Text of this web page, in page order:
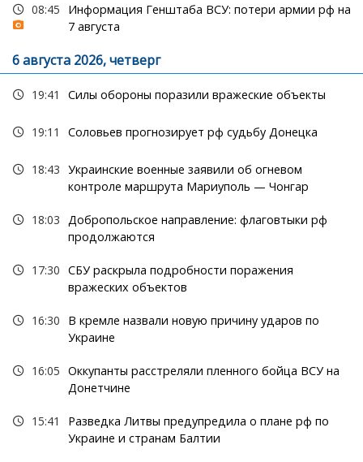
08:45
Информация Генштаба ВСУ: потери армии рф на
7 августа
6 августа 2026, четверг
19:41 Силы обороны поразили вражеские объекты
19:11 Соловьев прогнозирует рф судьбу Донецка
18:43 Украинские военные заявили об огневом
контроле маршрута Мариуполь — Чонгар
18:03
Добропольское направление: флаговтыки рф
продолжаются
17:30 СБУ раскрыла подробности поражения
вражеских объектов
16:30
В кремле назвали новую причину ударов по
Украине
16:05 Оккупанты расстреляли пленного бойца ВСУ на
Донетчине
15:41
Разведка Литвы предупредила о плане рф по
Украине и странам Балтии